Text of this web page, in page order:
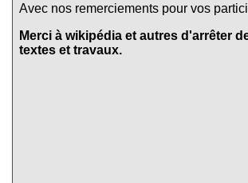
Avec nos remerciements pour vos
Merci à wikipédia et autres d'arrêter
textes et travaux.